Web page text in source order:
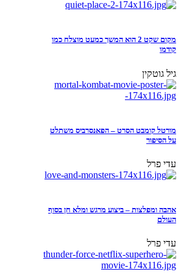
מקום שקט 2 הוא המשך כמעט מוצלח כמו
קודמו
גיל גוטקין
מורטל קומבט הסרט – הפאנסרביס משתלט
על הסיפור
עדי פרל
אהבה ומפלצות – ביצוע מרגש ומלא חן בסוף
העולם
עדי פרל